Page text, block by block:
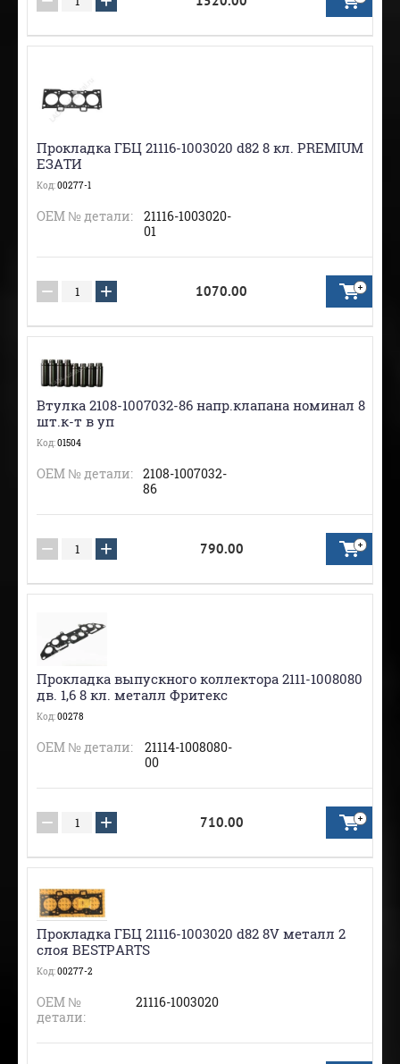
Прокладка ГБЦ 21116-1003020 d82 8 кл. PREMIUM
ЕЗАТИ
Код:00277-1
ОЕМ № детали:
21116-1003020-
01
− + 1070.00
Втулка 2108-1007032-86 напр.клапана номинал 8
шт.к-т в уп
Код:01504
ОЕМ № детали: 2108-1007032-
86
− + 790.00
Прокладка выпускного коллектора 2111-1008080
дв. 1,6 8 кл. металл Фритекс
Код:00278
ОЕМ № детали:
21114-1008080-
00
− + 710.00
Прокладка ГБЦ 21116-1003020 d82 8V металл 2
слоя BESTPARTS
Код:00277-2
ОЕМ №
детали:
21116-1003020